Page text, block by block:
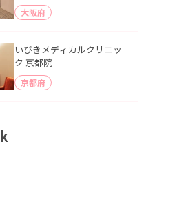
大阪府
いびきメディカルクリニッ
ク 京都院
京都府